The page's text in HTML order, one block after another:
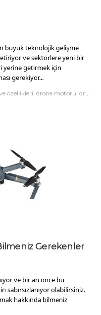
büyük teknolojik gelişme
ve sektörlere yeni bir
yerine getirmek için
gerekiyor...
drone, drone parçaları, drone parçaları ve özellikleri, drone motoru, dronlarda hangi motor kullanılır, drone motoru alırken nelere dikkat edilmeli
Gerekenler
ve bir an önce bu
sabırsızlanıyor olabilirsiniz.
hakkında bilmeniz